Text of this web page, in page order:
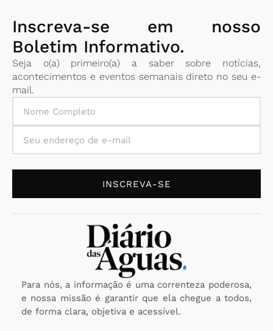
Inscreva-se em nosso
Boletim Informativo.
Seja o(a) primeiro(a) a saber sobre notícias,
acontecimentos e eventos semanais direto no seu e-
mail.
INSCREVA-SE
Para nós, a informação é uma correnteza poderosa,
e nossa missão é garantir que ela chegue a todos,
de forma clara, objetiva e acessível.